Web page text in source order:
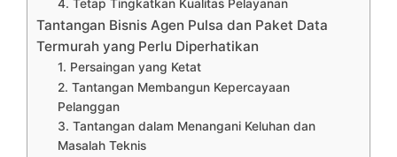
4. Tetap Tingkatkan Kualitas Pelayanan
Tantangan Bisnis Agen Pulsa dan Paket Data
Termurah yang Perlu Diperhatikan
1. Persaingan yang Ketat
2. Tantangan Membangun Kepercayaan
Pelanggan
3. Tantangan dalam Menangani Keluhan dan
Masalah Teknis